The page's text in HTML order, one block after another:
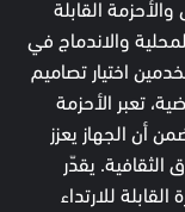
القابلة
والاندماج في
اختيار تصاميم
تعبر الأحزمة
أن الجهاز يعزز
يقدّر
للارتداء